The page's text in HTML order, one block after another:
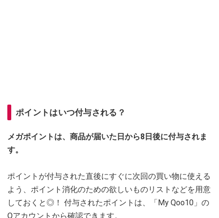
ポイントはいつ付与される？
メガポイントは、商品が届いた日から8日後に付与されま
す。
ポイントが付与された直後にすぐに次回の買い物に使える
よう、ポイント消化のための欲しいものリストなどを用意
しておくと◎！ 付与されたポイントは、「My Qoo10」の
Qアカウントから確認できます。